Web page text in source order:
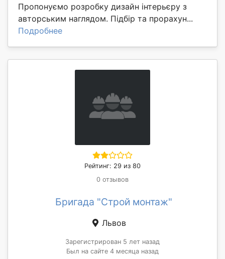
Пропонуємо розробку дизайн інтерьєру з
авторським наглядом. Підбір та прорахун...
Подробнее
Рейтинг: 29 из 80
0 отзывов
Бригада "Строй монтаж"
Львов
Зарегистрирован 5 лет назад
Был на сайте 4 месяца назад